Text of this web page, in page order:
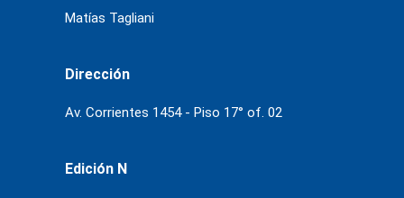
Matías Tagliani
Dirección
Av. Corrientes 1454 - Piso 17° of. 02
Edición N